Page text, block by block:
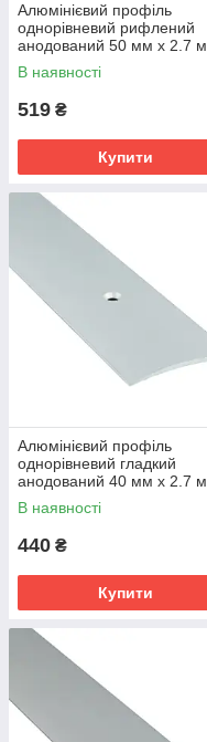
Алюмінієвий профіль
однорівневий рифлений
анодований 50 мм х 2.7 м
бронза
В наявності
519 ₴
Купити
Алюмінієвий профіль
однорівневий гладкий
анодований 40 мм х 2.7 м
срібло
В наявності
440 ₴
Купити